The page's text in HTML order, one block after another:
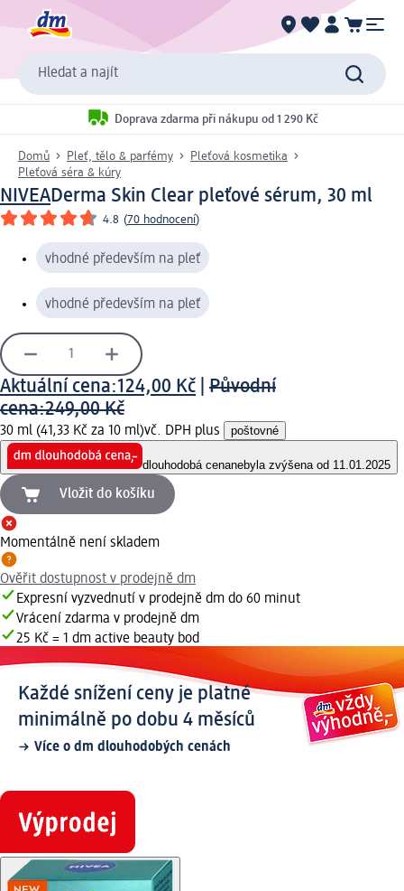
Hledat a najít
Doprava zdarma při nákupu od 1 290 Kč
Domů Pleť, tělo & parfémy
Pleťová kosmetika
Pleťová séra & kúry
NIVEADerma Skin Clear pleťové sérum, 30 ml
4.8 (70 hodnocení)
vhodné především na pleť
vhodné především na pleť
Aktuální cena:124,00 Kč
Původní
cena:249,00 Kč
30 ml (41,33 Kč za 10 ml)vč. DPH plus poštovné
dlouhodobá cenanebyla zvýšena od 11.01.2025
Vložit do košíku
Momentálně není skladem
Ověřit dostupnost v prodejně dm
Expresní vyzvednutí v prodejně dm do 60 minut
Vrácení zdarma v prodejně dm
25 Kč = 1 dm active beauty bod
Každé snížení ceny je platné
minimálně po dobu 4 měsíců
Více o dm dlouhodobých cenách